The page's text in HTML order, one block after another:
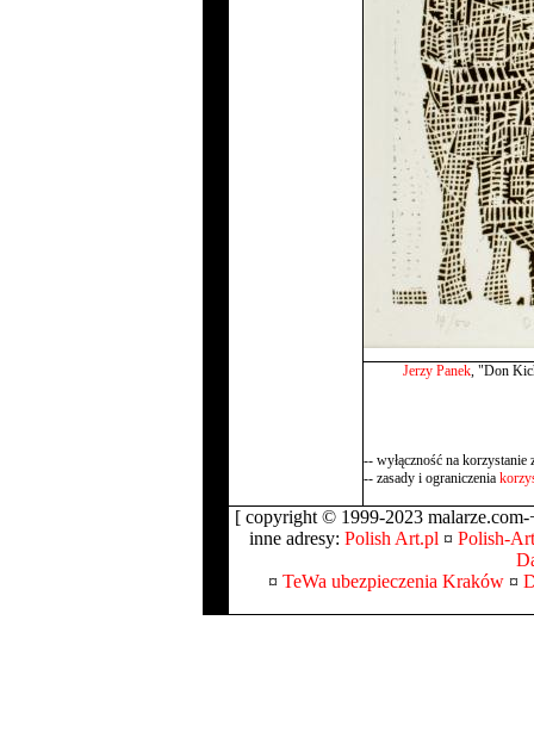
Jerzy Panek, "Don
-- wyłączność na
-- zasady i ograniczenia
[ copyright © 1999-2023
inne adresy: Polish Art.pl ¤ Polish-
¤ TeWa ubezpieczenia Kraków ¤